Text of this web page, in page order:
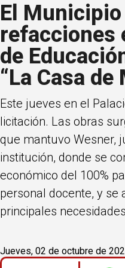
El
refacciones
de
“La Casa de
Este jueves en el
licitación. Las obras
que mantuvo Wesner,
institución, donde se
económico del 100%
personal docente, y se
principales
Jueves, 02 de octubre de